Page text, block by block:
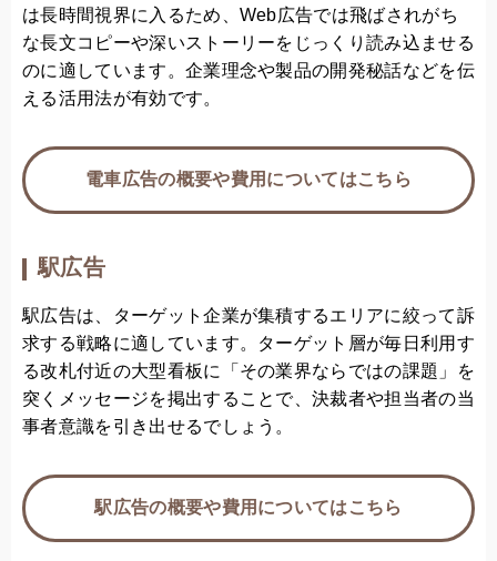
は長時間視界に入るため、Web広告では飛ばされがち
な長文コピーや深いストーリーをじっくり読み込ませる
のに適しています。企業理念や製品の開発秘話などを伝
える活用法が有効です。
電車広告の概要や費用についてはこちら
駅広告
駅広告は、ターゲット企業が集積するエリアに絞って訴
求する戦略に適しています。ターゲット層が毎日利用す
る改札付近の大型看板に「その業界ならではの課題」を
突くメッセージを掲出することで、決裁者や担当者の当
事者意識を引き出せるでしょう。
駅広告の概要や費用についてはこちら